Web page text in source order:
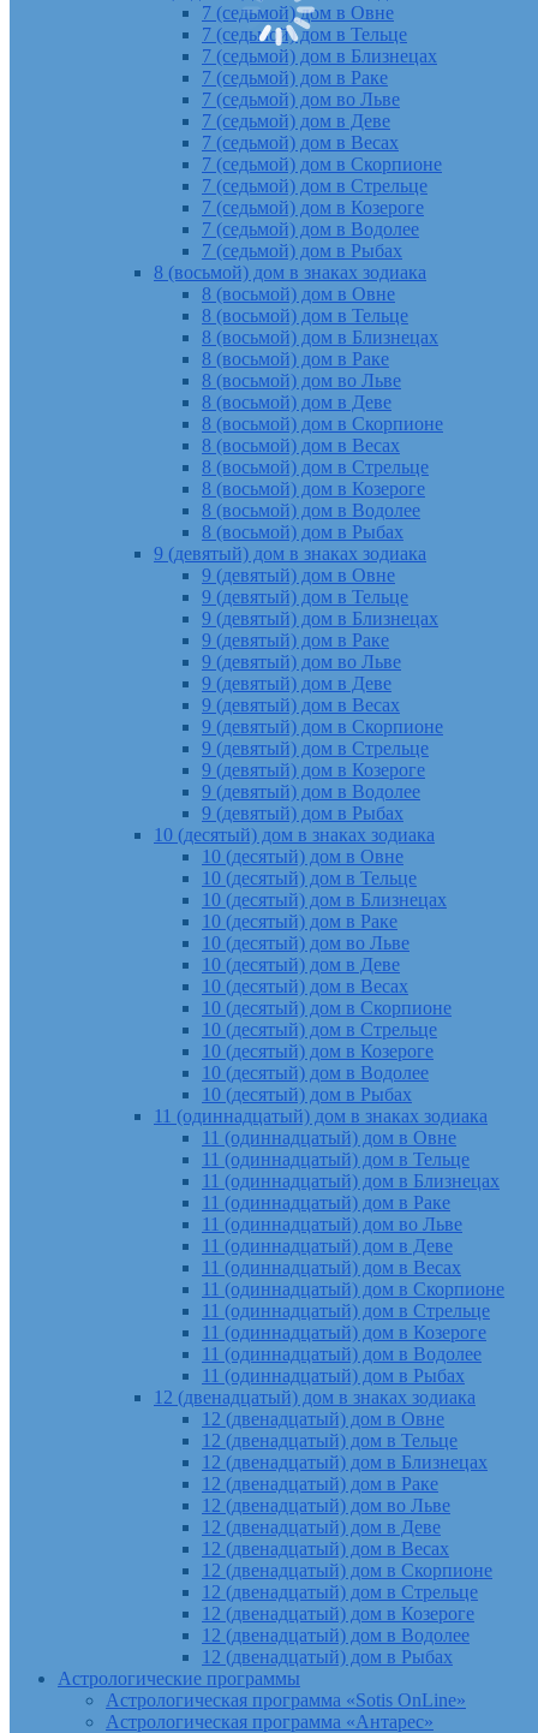
7 (седьмой) дом в Овне
7 (седьмой) дом в Тельце
7 (седьмой) дом в Близнецах
7 (седьмой) дом в Раке
7 (седьмой) дом во Льве
7 (седьмой) дом в Деве
7 (седьмой) дом в Весах
7 (седьмой) дом в Скорпионе
7 (седьмой) дом в Стрельце
7 (седьмой) дом в Козероге
7 (седьмой) дом в Водолее
7 (седьмой) дом в Рыбах
8 (восьмой) дом в знаках зодиака
8 (восьмой) дом в Овне
8 (восьмой) дом в Тельце
8 (восьмой) дом в Близнецах
8 (восьмой) дом в Раке
8 (восьмой) дом во Льве
8 (восьмой) дом в Деве
8 (восьмой) дом в Скорпионе
8 (восьмой) дом в Весах
8 (восьмой) дом в Стрельце
8 (восьмой) дом в Козероге
8 (восьмой) дом в Водолее
8 (восьмой) дом в Рыбах
9 (девятый) дом в знаках зодиака
9 (девятый) дом в Овне
9 (девятый) дом в Тельце
9 (девятый) дом в Близнецах
9 (девятый) дом в Раке
9 (девятый) дом во Льве
9 (девятый) дом в Деве
9 (девятый) дом в Весах
9 (девятый) дом в Скорпионе
9 (девятый) дом в Стрельце
9 (девятый) дом в Козероге
9 (девятый) дом в Водолее
9 (девятый) дом в Рыбах
10 (десятый) дом в знаках зодиака
10 (десятый) дом в Овне
10 (десятый) дом в Тельце
10 (десятый) дом в Близнецах
10 (десятый) дом в Раке
10 (десятый) дом во Льве
10 (десятый) дом в Деве
10 (десятый) дом в Весах
10 (десятый) дом в Скорпионе
10 (десятый) дом в Стрельце
10 (десятый) дом в Козероге
10 (десятый) дом в Водолее
10 (десятый) дом в Рыбах
11 (одиннадцатый) дом в знаках зодиака
11 (одиннадцатый) дом в Овне
11 (одиннадцатый) дом в Тельце
11 (одиннадцатый) дом в Близнецах
11 (одиннадцатый) дом в Раке
11 (одиннадцатый) дом во Льве
11 (одиннадцатый) дом в Деве
11 (одиннадцатый) дом в Весах
11 (одиннадцатый) дом в Скорпионе
11 (одиннадцатый) дом в Стрельце
11 (одиннадцатый) дом в Козероге
11 (одиннадцатый) дом в Водолее
11 (одиннадцатый) дом в Рыбах
12 (двенадцатый) дом в знаках зодиака
12 (двенадцатый) дом в Овне
12 (двенадцатый) дом в Тельце
12 (двенадцатый) дом в Близнецах
12 (двенадцатый) дом в Раке
12 (двенадцатый) дом во Льве
12 (двенадцатый) дом в Деве
12 (двенадцатый) дом в Весах
12 (двенадцатый) дом в Скорпионе
12 (двенадцатый) дом в Стрельце
12 (двенадцатый) дом в Козероге
12 (двенадцатый) дом в Водолее
12 (двенадцатый) дом в Рыбах
Астрологические программы
Астрологическая программа «Sotis OnLine»
Астрологическая программа «Антарес»